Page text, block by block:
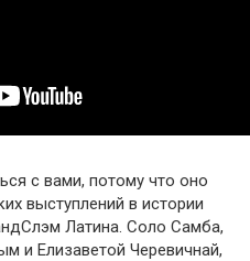
с вами, потому что оно
выступлений в истории
Латина. Соло Самба,
и Елизаветой Черевичнай,